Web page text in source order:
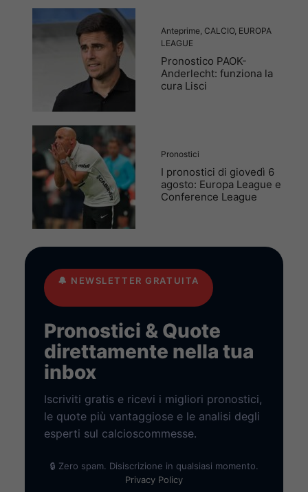
Anteprime CALCIO, EUROPA
LEAGUE
Pronostico PAOK-
Anderlecht: funziona la
cura Lisci
Pronostici
I pronostici di giovedì 6
agosto: Europa League e
Conference League
🔔 NEWSLETTER GRATUITA
Pronostici & Quote
direttamente nella tua
inbox
Iscriviti gratis e ricevi i migliori pronostici,
le quote più vantaggiose e le analisi degli
esperti sul calcioscommesse.
🔒 Zero spam. Disiscrizione in qualsiasi momento.
Privacy Policy